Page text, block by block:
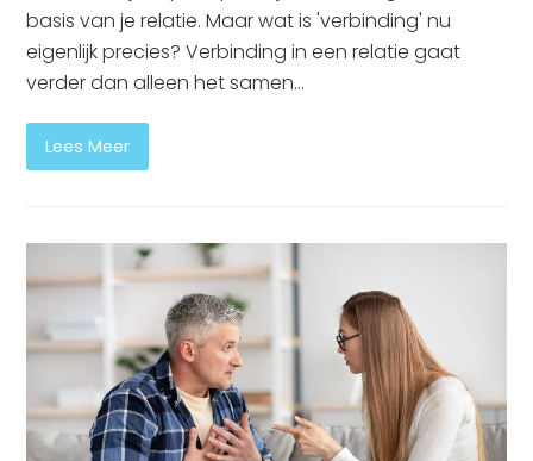
basis van je relatie. Maar wat is 'verbinding' nu
eigenlijk precies? Verbinding in een relatie gaat
verder dan alleen het samen…
Lees Meer